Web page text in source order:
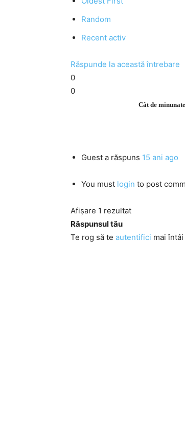
Random
Recent activ
Răspunde la această întrebare
0
0
Cât de
Guest a răspuns 15 ani ago
You must login to post
Afișare 1 rezultat
Răspunsul tău
Te rog să te autentifici mai